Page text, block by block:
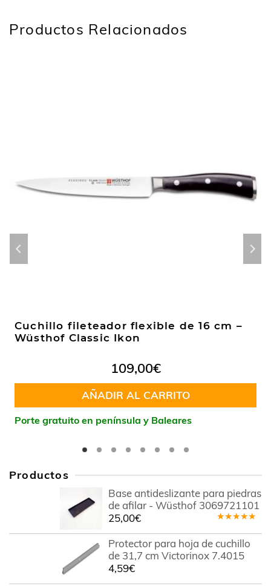
Productos Relacionados
Cuchillo fileteador flexible de 16 cm –
Wüsthof Classic Ikon
109,00€
AÑADIR AL CARRITO
Porte gratuito en península y Baleares
Productos
Base antideslizante para piedras
de afilar - Wüsthof 3069721101
en4.78
de 5
25,00€
Protector para hoja de cuchillo
de 31,7 cm Victorinox 7.4015
4,59€